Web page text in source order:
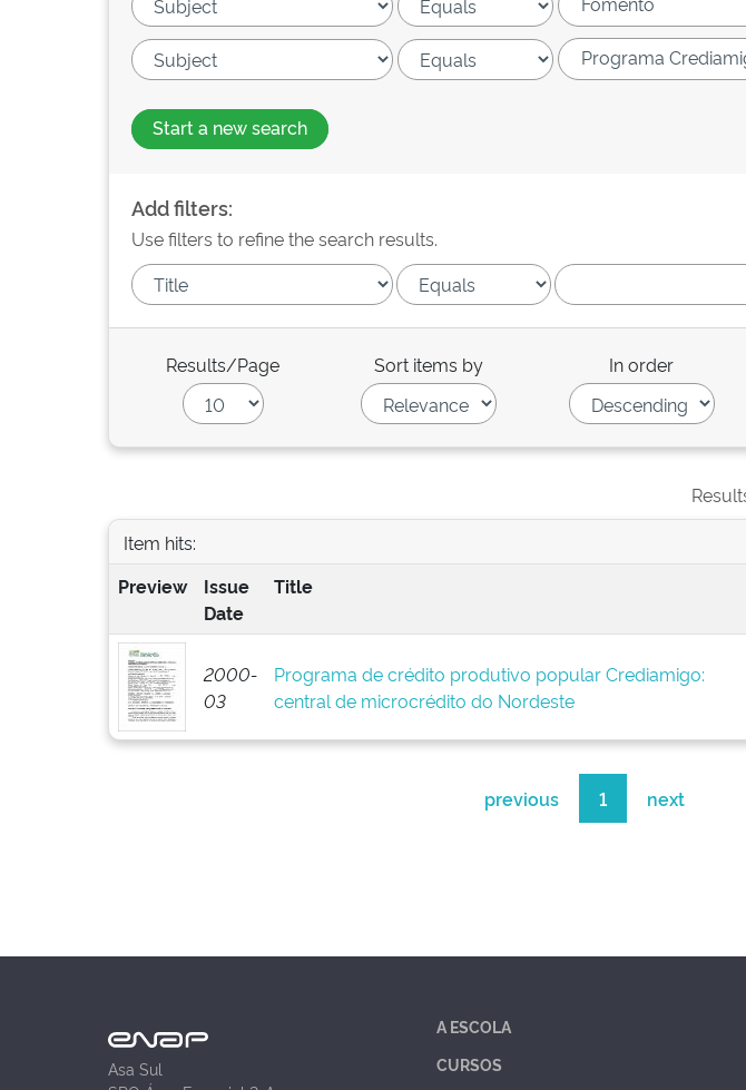
Start a new search
Add filters:
Use filters to refine the search results.
Results/Page Sort items by In order
Item hits:
Preview
Issue
Date
Title
2000-
03
Programa de crédito produtivo popular Crediamigo:
central de microcrédito do Nordeste
previous 1 next
Asa Sul
A ESCOLA
CURSOS